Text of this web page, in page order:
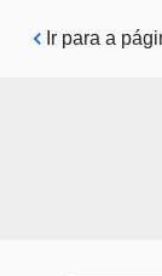
Pular para o
Ir para a